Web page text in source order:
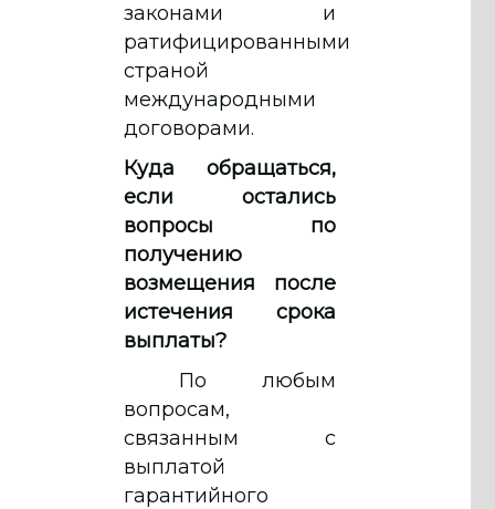
законами и
ратифицированными
страной
международными
договорами.
Куда обращаться,
если остались
вопросы по
получению
возмещения после
истечения срока
выплаты?
По любым
вопросам,
связанным с
выплатой
гарантийного